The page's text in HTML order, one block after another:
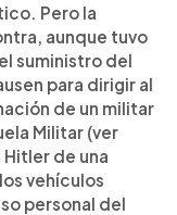
Pero la
aunque tuvo
suministro del
para dirigir al
de un militar
Militar (ver
de una
vehículos
personal del